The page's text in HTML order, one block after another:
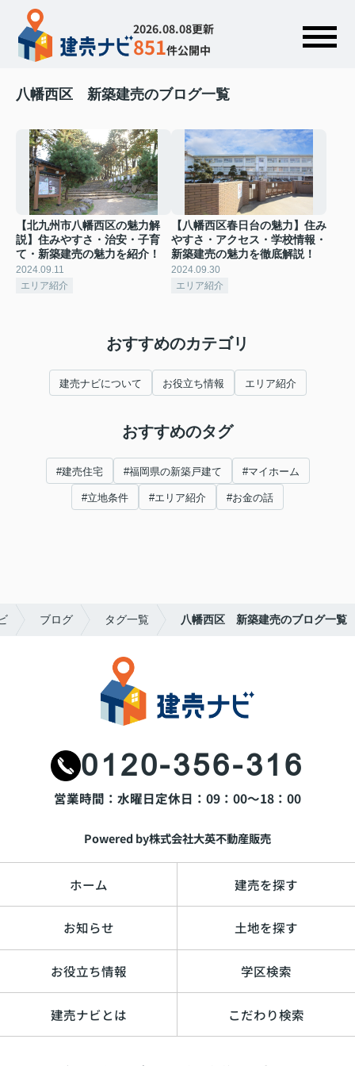
2026.08.08更新
851件公開中
八幡西区 新築建売のブログ一覧
【北九州市八幡西区の魅力解
説】住みやすさ・治安・子育
て・新築建売の魅力を紹介！
2024.09.11
エリア紹介
【八幡西区春日台の魅力】住み
やすさ・アクセス・学校情報・
新築建売の魅力を徹底解説！
2024.09.30
エリア紹介
おすすめのカテゴリ
建売ナビについて お役立ち情報 エリア紹介
おすすめのタグ
#建売住宅 #福岡県の新築戸建て #マイホーム
#立地条件 #エリア紹介 #お金の話
ブログ タグ一覧 八幡西区 新築建売のブログ一覧
0120-356-316
営業時間：水曜日定休日：09：00～18：00
Powered by株式会社大英不動産販売
ホーム 建売を探す
お知らせ 土地を探す
お役立ち情報 学区検索
建売ナビとは こだわり検索